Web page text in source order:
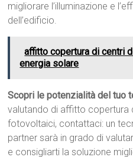
migliorare l’illuminazione e
dell’edificio.
affitto copertura di centri
energia solare
Scopri le potenzialità del tuo
valutando di affitto copertura
fotovoltaici, contattaci: un
partner sarà in grado di
e consigliarti la soluzione